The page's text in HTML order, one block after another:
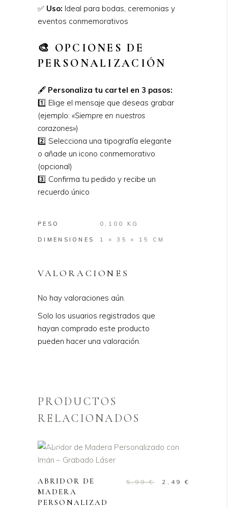
✅ Uso: Ideal para bodas, ceremonias y
eventos conmemorativos
🎨 OPCIONES DE
PERSONALIZACIÓN
🖋 Personaliza tu cartel en 3 pasos:
1️⃣ Elige el mensaje que deseas grabar
(ejemplo: «Siempre en nuestros
corazones»)
2️⃣ Selecciona una tipografía elegante
o añade un icono conmemorativo
(opcional)
3️⃣ Confirma tu pedido y recibe un
recuerdo único
PESO 0,100 KG
DIMENSIONES 1 × 35 × 15 CM
VALORACIONES
No hay valoraciones aún.
Solo los usuarios registrados que
hayan comprado este producto
pueden hacer una valoración.
PRODUCTOS
RELACIONADOS
Sale
ABRIDOR DE
MADERA
PERSONALIZAD
5,99€
El2,49€